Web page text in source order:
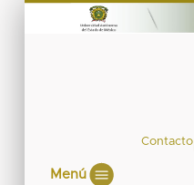
Contacto
Menú